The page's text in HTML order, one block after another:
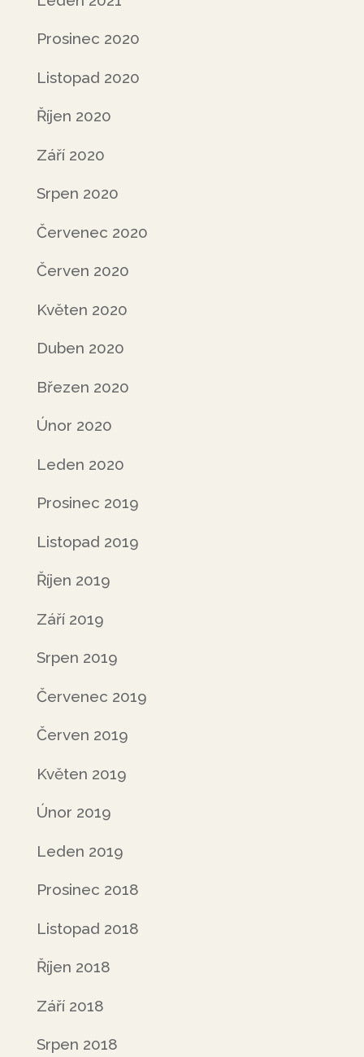
Prosinec 2020
Listopad 2020
Říjen 2020
Září 2020
Srpen 2020
Červenec 2020
Červen 2020
Květen 2020
Duben 2020
Březen 2020
Únor 2020
Leden 2020
Prosinec 2019
Listopad 2019
Říjen 2019
Září 2019
Srpen 2019
Červenec 2019
Červen 2019
Květen 2019
Únor 2019
Leden 2019
Prosinec 2018
Listopad 2018
Říjen 2018
Září 2018
Srpen 2018